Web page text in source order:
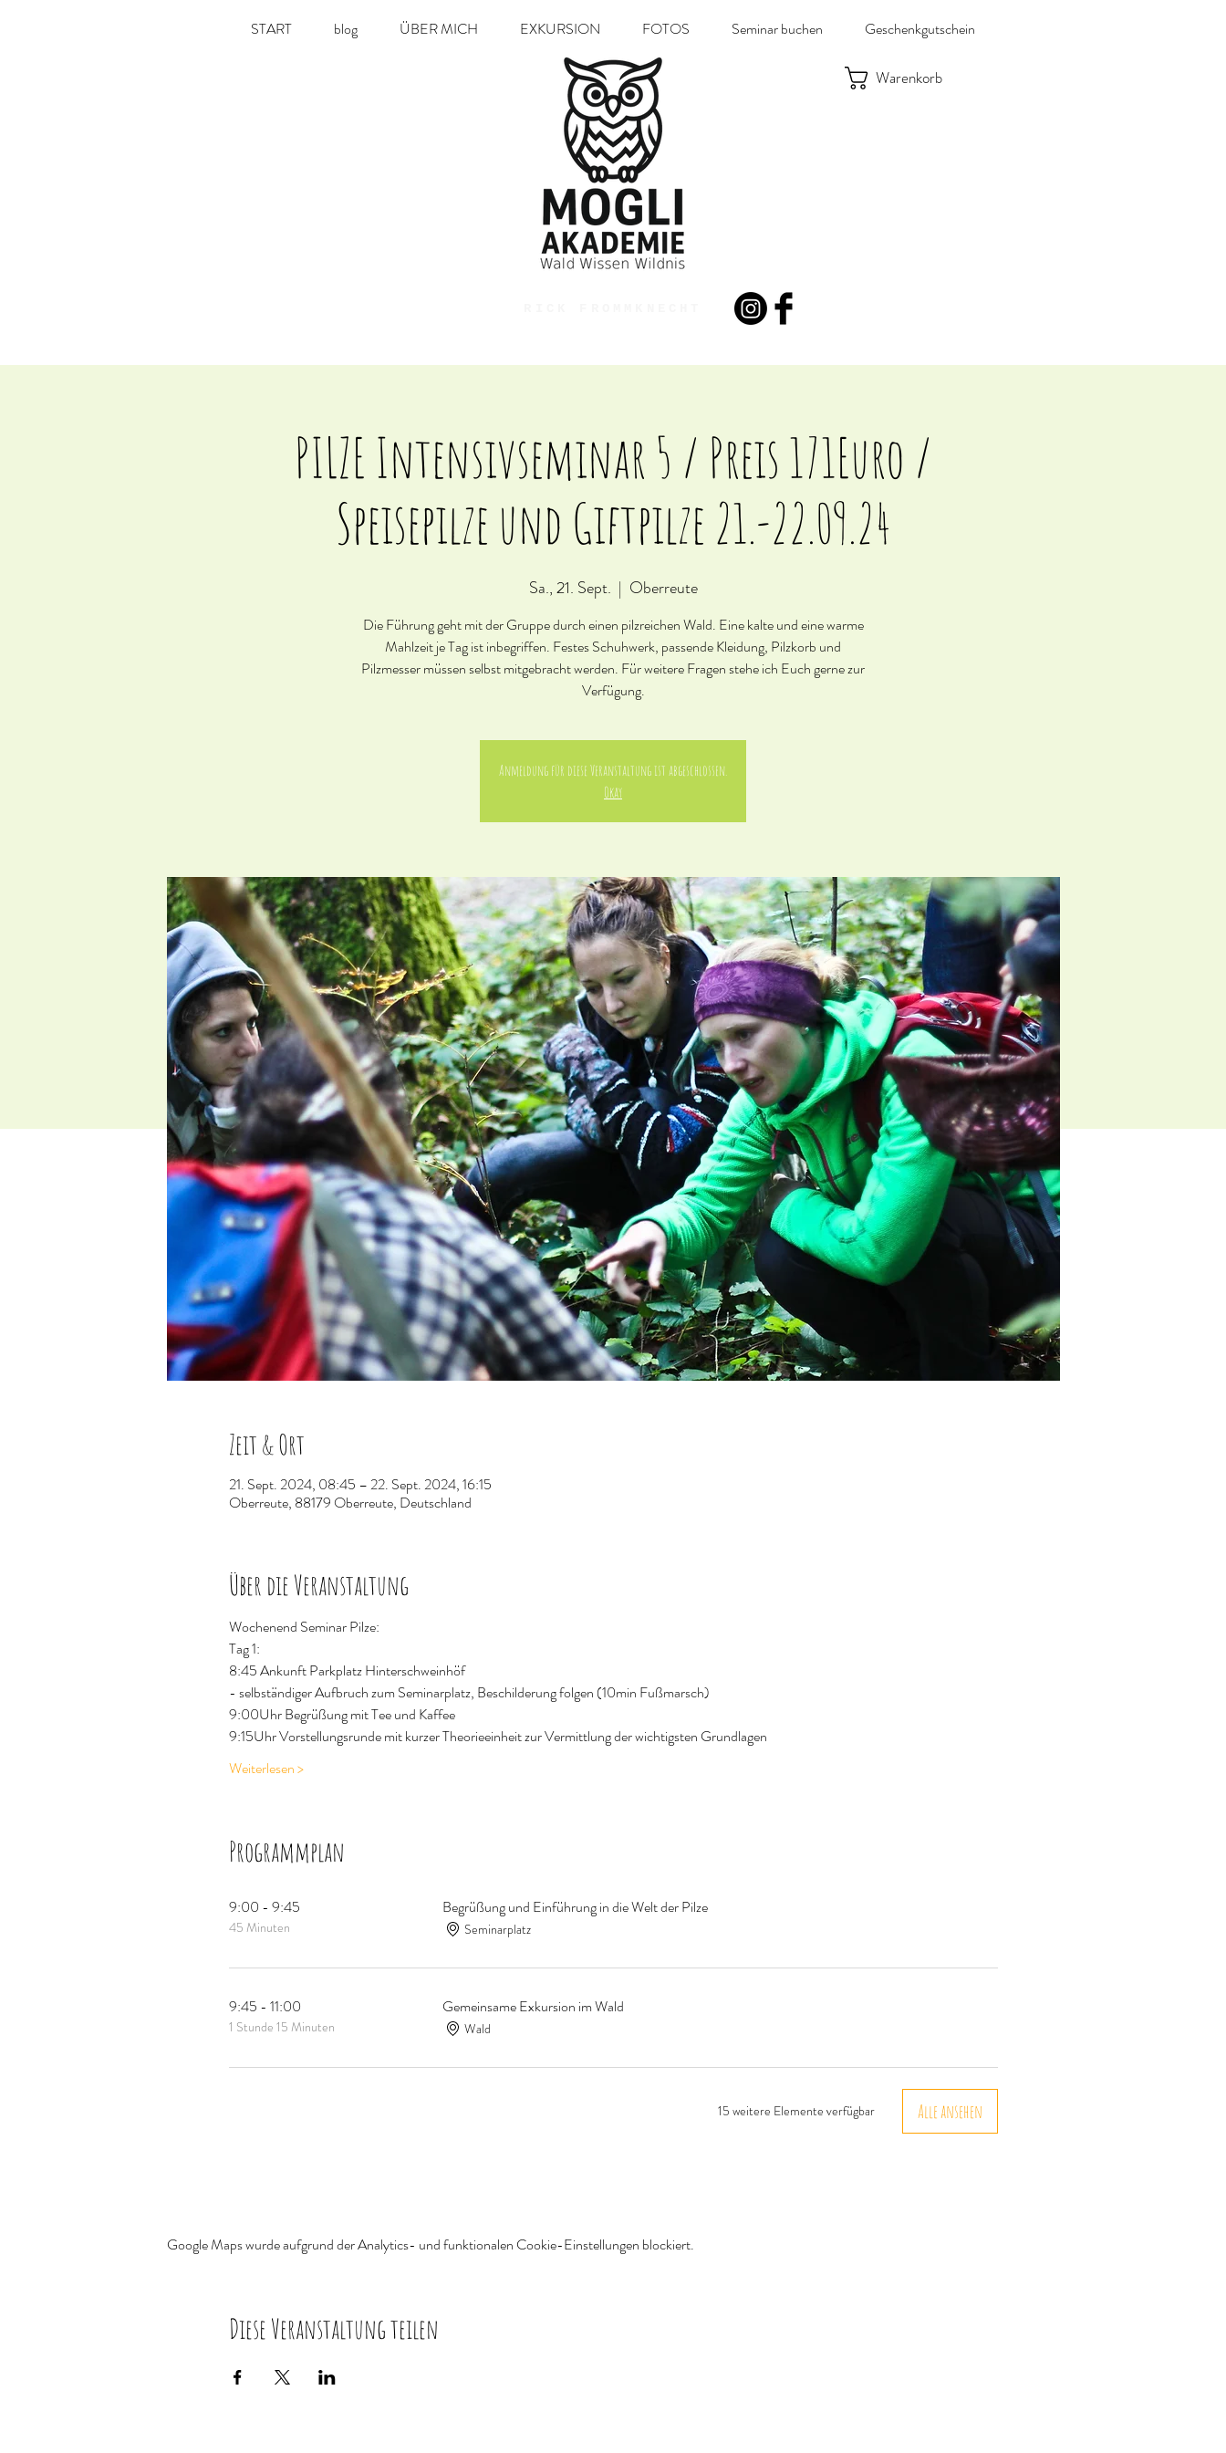
START blog ÜBER MICH EXKURSION FOTOS Seminar buchen Geschenkgutschein
Warenkorb
PILZE Intensivseminar 5 / Preis 171Euro /
Speisepilze und Giftpilze 21.-22.09.24
Sa., 21. Sept.
  |
Oberreute
Die Führung geht mit der Gruppe durch einen pilzreichen Wald. Eine kalte und eine warme
Mahlzeit je Tag ist inbegriffen. Festes Schuhwerk, passende Kleidung, Pilzkorb und
Pilzmesser müssen selbst mitgebracht werden. Für weitere Fragen stehe ich Euch gerne zur
Verfügung.
Anmeldung für diese Veranstaltung ist abgeschlossen.
Okay
Zeit & Ort
21. Sept. 2024, 08:45 – 22. Sept. 2024, 16:15
Oberreute, 88179 Oberreute, Deutschland
Über die Veranstaltung
Wochenend Seminar Pilze:
Tag 1:
8:45 Ankunft Parkplatz Hinterschweinhöf
- selbständiger Aufbruch zum Seminarplatz, Beschilderung folgen (10min Fußmarsch)
9:00Uhr Begrüßung mit Tee und Kaffee
9:15Uhr Vorstellungsrunde mit kurzer Theorieeinheit zur Vermittlung der wichtigsten Grundlagen
Weiterlesen >
Programmplan
9:00 - 9:45
45 Minuten
Begrüßung und Einführung in die Welt der Pilze
Seminarplatz
9:45 - 11:00
1 Stunde 15 Minuten
Gemeinsame Exkursion im Wald
Wald
15 weitere Elemente verfügbar Alle ansehen
Google Maps wurde aufgrund der Analytics- und funktionalen Cookie-Einstellungen blockiert.
Diese Veranstaltung teilen